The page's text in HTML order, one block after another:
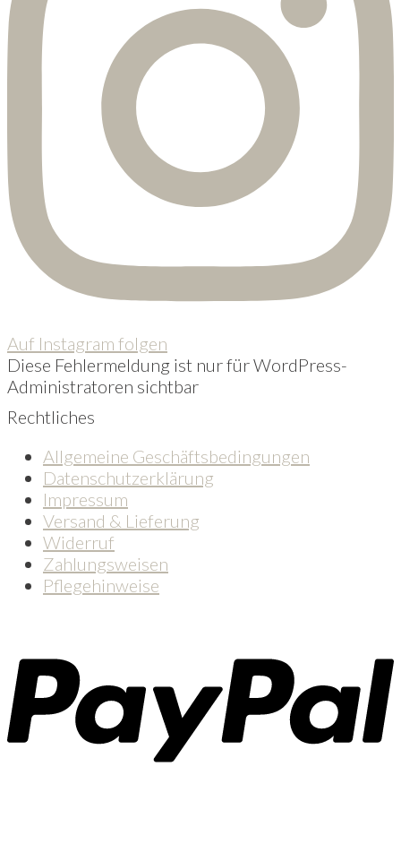
Auf Instagram folgen
Diese Fehlermeldung ist nur für WordPress-
Administratoren sichtbar
Rechtliches
Allgemeine Geschäftsbedingungen
Datenschutzerklärung
Impressum
Versand & Lieferung
Widerruf
Zahlungsweisen
Pflegehinweise